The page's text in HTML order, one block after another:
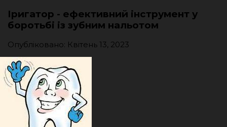
Іригатор - ефективний інструмент у
боротьбі із зубним нальотом
Опубліковано: Квітень 13, 2023